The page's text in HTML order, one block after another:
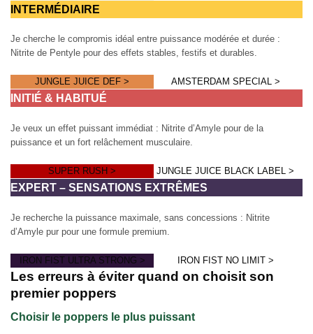
INTERMÉDIAIRE
Je cherche le compromis idéal entre puissance modérée et durée :
Nitrite de Pentyle pour des effets stables, festifs et durables.
JUNGLE JUICE DEF > AMSTERDAM SPECIAL >
INITIÉ & HABITUÉ
Je veux un effet puissant immédiat : Nitrite d’Amyle pour de la
puissance et un fort relâchement musculaire.
SUPER RUSH > JUNGLE JUICE BLACK LABEL >
EXPERT – SENSATIONS EXTRÊMES
Je recherche la puissance maximale, sans concessions : Nitrite
d’Amyle pur pour une formule premium.
IRON FIST ULTRA STRONG > IRON FIST NO LIMIT >
Les erreurs à éviter quand on choisit son
premier poppers
Choisir le poppers le plus puissant